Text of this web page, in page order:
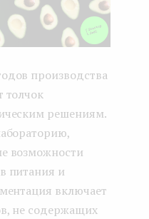
производства
толчок
решениям.
возможности
питания и
включает
не содержащих